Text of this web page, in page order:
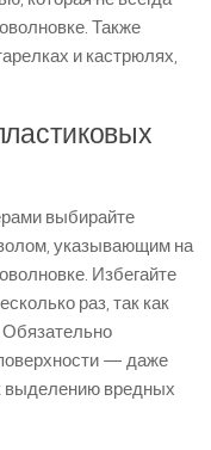
Также
и кастрюлях,
выбирайте
указывающим на
Избегайте
раз, так как
Обязательно
— даже
выделению вредных